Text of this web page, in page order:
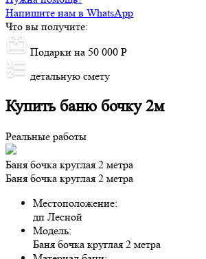
Напишите нам в WhatsApp
Что вы получите:
Подарки на 50 000 Р
детальную смету
Купить баню бочку 2м
Реальные работы
Баня бочка круглая 2 метра
Баня бочка круглая 2 метра
Местоположение:
дп Лесной
Модель:
Баня бочка круглая 2 метра